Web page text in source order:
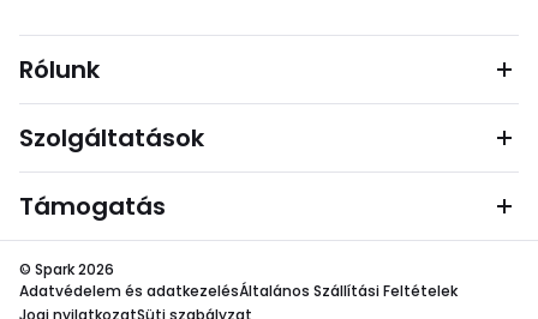
Rólunk
Szolgáltatások
Támogatás
© Spark 2026
Adatvédelem és adatkezelésÁltalános Szállítási Feltételek
Jogi nyilatkozatSüti szabályzat